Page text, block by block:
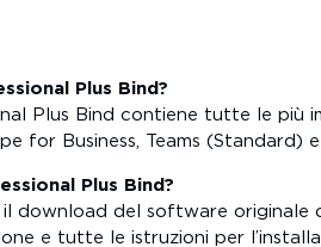
Plus Bind?
Plus Bind contiene tutte le più
for Business, Teams (Standard)
Plus Bind?
del software originale
e tutte le istruzioni per